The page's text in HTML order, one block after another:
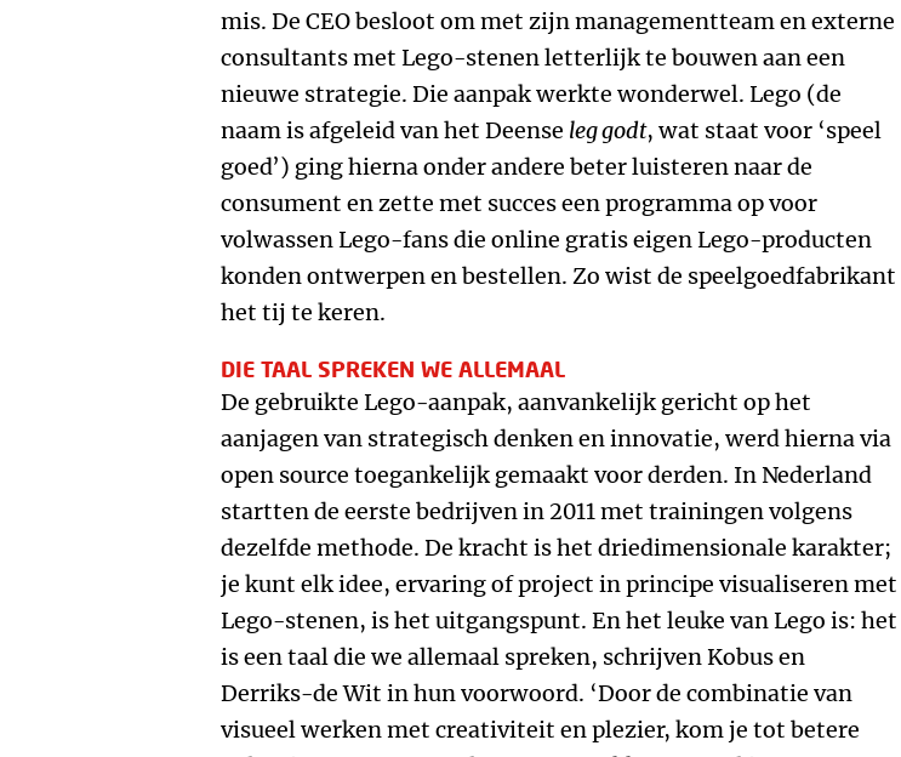
mis. De CEO besloot om met zijn managementteam en externe
consultants met Lego-stenen letterlijk te bouwen aan een
nieuwe strategie. Die aanpak werkte wonderwel. Lego (de
naam is afgeleid van het Deense leg godt, wat staat voor ‘speel
goed’) ging hierna onder andere beter luisteren naar de
consument en zette met succes een programma op voor
volwassen Lego-fans die online gratis eigen Lego-producten
konden ontwerpen en bestellen. Zo wist de speelgoedfabrikant
het tij te keren.
DIE TAAL SPREKEN WE ALLEMAAL
De gebruikte Lego-aanpak, aanvankelijk gericht op het
aanjagen van strategisch denken en innovatie, werd hierna via
open source toegankelijk gemaakt voor derden. In Nederland
startten de eerste bedrijven in 2011 met trainingen volgens
dezelfde methode. De kracht is het driedimensionale karakter;
je kunt elk idee, ervaring of project in principe visualiseren met
Lego-stenen, is het uitgangspunt. En het leuke van Lego is: het
is een taal die we allemaal spreken, schrijven Kobus en
Derriks-de Wit in hun voorwoord. ‘Door de combinatie van
visueel werken met creativiteit en plezier, kom je tot betere